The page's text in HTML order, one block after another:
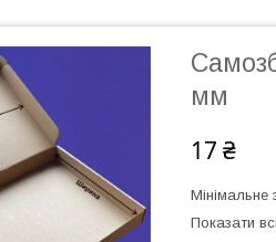
мм
17 ₴
Показати